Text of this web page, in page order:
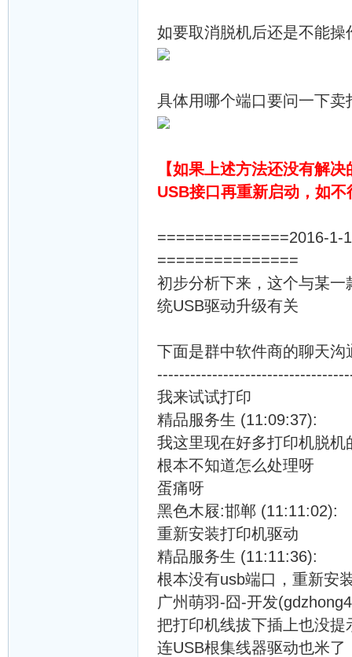
如要取消脱机后还是不能
具体用哪个端口要问一下卖
【如果上述方法还没有解
USB接口再重新启动，如
==============2016-1-
===============
初步分析下来，这个与某
统USB驱动升级有关
下面是群中软件商的聊天沟
我来试试打印
精品服务生 (11:09:37):
我这里现在好多打印机脱机
根本不知道怎么处理呀
蛋痛呀
黑色木屐:邯郸 (11:11:02):
重新安装打印机驱动
精品服务生 (11:11:36):
根本没有usb端口，重新安
广州萌羽-囧-开发
把打印机线拔下插上也没
连USB根集线器驱动也米了